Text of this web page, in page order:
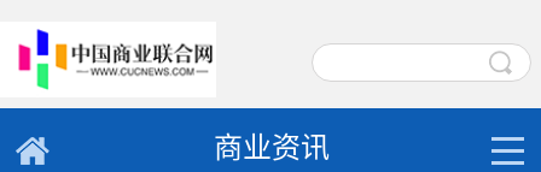
商业资讯